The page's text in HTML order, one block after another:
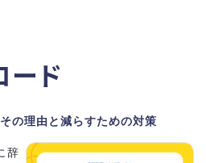
ード
の理由と減らすための対策
辞